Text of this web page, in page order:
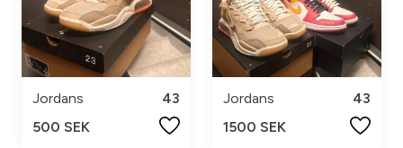
Jordans
43
500 SEK
Jordans
43
1500 SEK